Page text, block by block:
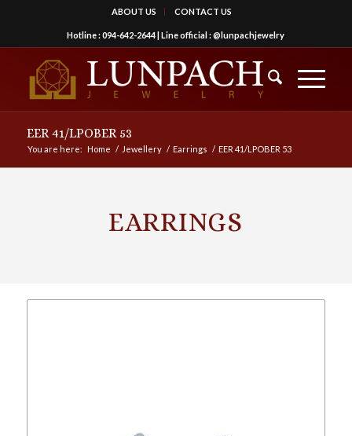
ABOUT US CONTACT US
Hotline :094-642-2644| Line official :@lunpachjewelry
EER 41/LPOBER 53
You are here: Home / Jewellery / Earrings / EER 41/LPOBER 53
EARRINGS